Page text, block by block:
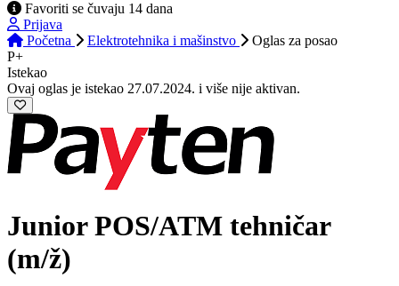
Favoriti se čuvaju 14 dana
Prijava
Početna
Elektrotehnika i mašinstvo Oglas za posao
P+
Istekao
Ovaj oglas je istekao 27.07.2024. i više nije aktivan.
Junior POS/ATM tehničar
(m/ž)